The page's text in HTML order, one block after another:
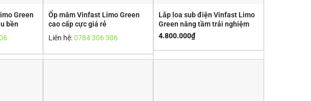
Green
bền
Ốp mâm Vinfast Limo Green
cao cấp cực giá rẻ
Liên hệ:0784 306 306
Lắp loa sub điện Vinfast Limo
Green nâng tầm trải nghiệm
4.800.000₫